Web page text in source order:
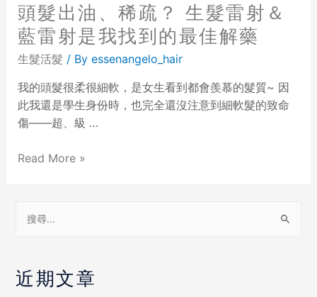
頭髮出油、稀疏？ 生髮雷射＆
藍雷射是我找到的最佳解藥
生髮活髮 / By essenangelo_hair
我的頭髮很柔很細軟，是女生看到都會羨慕的髮質~ 因
此我還是學生身份時，也完全還沒注意到細軟髮的致命
傷——超、級 …
Read More »
近期文章